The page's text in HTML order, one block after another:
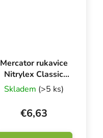
Mercator rukavice
Nitrylex Classic
BLACK XL, 100 ks
Skladem (>5 ks)
€6,63